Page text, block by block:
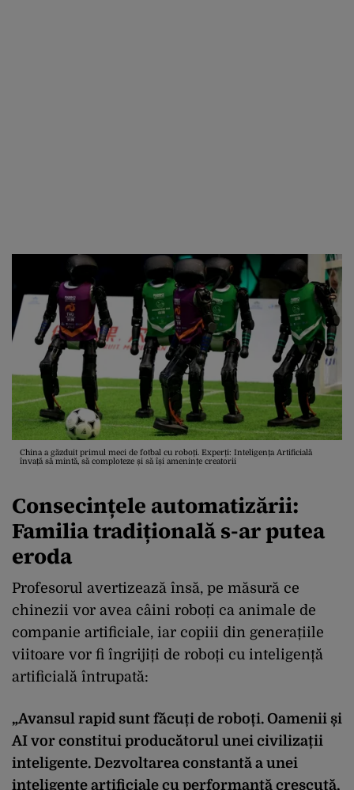
China a găzduit primul meci de fotbal cu roboți. Experți: Inteligența Artificială
învață să mintă, să comploteze și să își amenințe creatorii
Consecințele automatizării:
Familia tradițională s-ar putea
eroda
Profesorul avertizează însă, pe măsură ce
chinezii vor avea câini roboți ca animale de
companie artificiale, iar copiii din generațiile
viitoare vor fi îngrijiți de roboți cu inteligență
artificială întrupată:
„Avansul rapid sunt făcuți de roboți. Oamenii și
AI vor constitui producătorul unei civilizații
inteligente. Dezvoltarea constantă a unei
inteligențe artificiale cu performanță crescută,